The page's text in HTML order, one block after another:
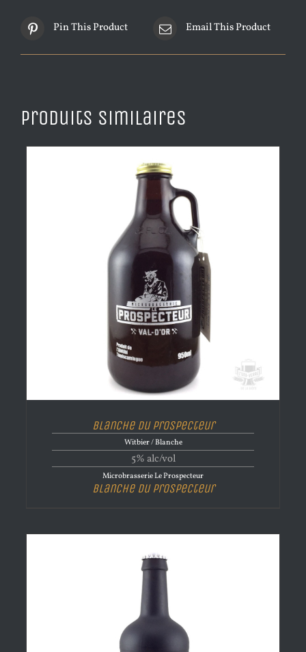
Pin This Product Email This Product
Produits similaires
Blanche Du Prospecteur
Witbier / Blanche
5% alc/vol
Microbrasserie Le Prospecteur
Blanche Du Prospecteur